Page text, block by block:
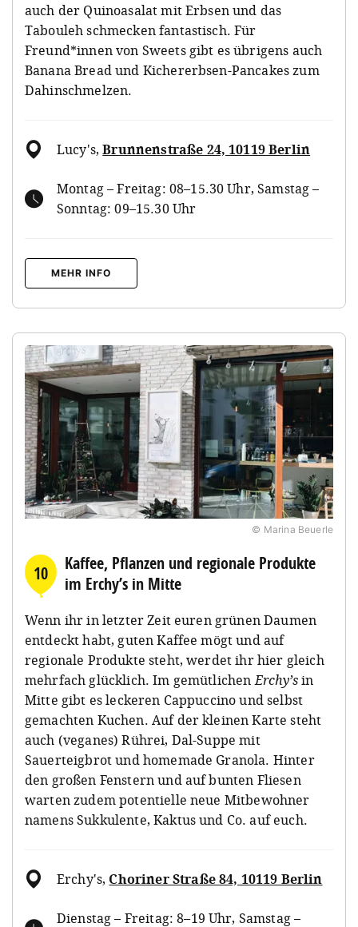
auch der Quinoasalat mit Erbsen und das
Tabouleh schmecken fantastisch. Für
Freund*innen von Sweets gibt es übrigens auch
Banana Bread und Kichererbsen-Pancakes zum
Dahinschmelzen.
Lucy's,Brunnenstraße 24, 10119 Berlin
Montag – Freitag: 08–15.30 Uhr, Samstag –
Sonntag: 09–15.30 Uhr
MEHR INFO
© Marina Beuerle
10
Kaffee, Pflanzen und regionale Produkte
im Erchy’s in Mitte
Wenn ihr in letzter Zeit euren grünen Daumen
entdeckt habt, guten Kaffee mögt und auf
regionale Produkte steht, werdet ihr hier gleich
mehrfach glücklich. Im gemütlichenErchy’sin
Mitte gibt es leckeren Cappuccino und selbst
gemachten Kuchen. Auf der kleinen Karte steht
auch (veganes) Rührei, Dal-Suppe mit
Sauerteigbrot und homemade Granola. Hinter
den großen Fenstern und auf bunten Fliesen
warten zudem potentielle neue Mitbewohner
namens Sukkulente, Kaktus und Co. auf euch.
Erchy's, Choriner Straße 84, 10119 Berlin
Dienstag – Freitag: 8–19 Uhr, Samstag –